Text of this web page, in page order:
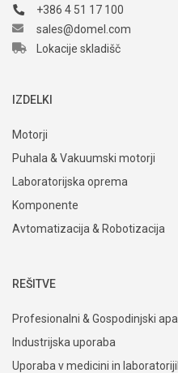
+386 4 51 17 100
sales@domel.com
Lokacije skladišč
IZDELKI
Motorji
Puhala & Vakuumski motorji
Laboratorijska oprema
Komponente
Avtomatizacija & Robotizacija
REŠITVE
Profesionalni & Gospodinjski
Industrijska uporaba
Uporaba v medicini in